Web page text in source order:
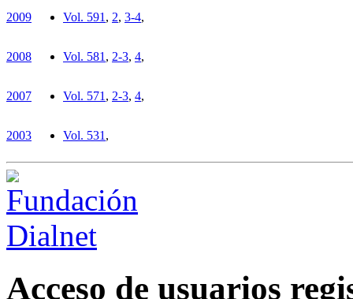
2009 Vol. 591, 2, 3-4,
2008 Vol. 581, 2-3, 4,
2007 Vol. 571, 2-3, 4,
2003 Vol. 531,
Acceso de usuarios